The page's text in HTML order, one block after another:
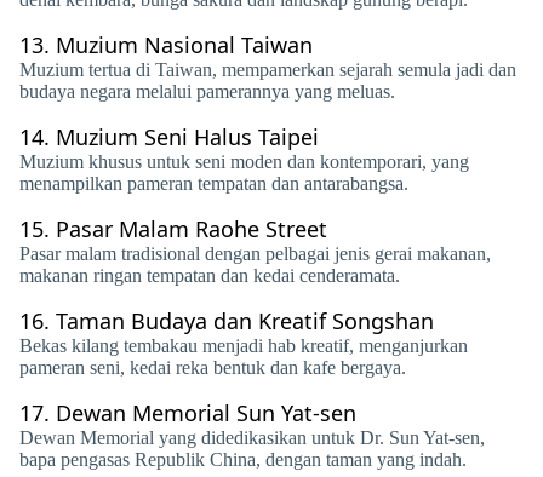
13. Muzium Nasional Taiwan
Muzium tertua di Taiwan, mempamerkan sejarah semula jadi dan
budaya negara melalui pamerannya yang meluas.
14. Muzium Seni Halus Taipei
Muzium khusus untuk seni moden dan kontemporari, yang
menampilkan pameran tempatan dan antarabangsa.
15. Pasar Malam Raohe Street
Pasar malam tradisional dengan pelbagai jenis gerai makanan,
makanan ringan tempatan dan kedai cenderamata.
16. Taman Budaya dan Kreatif Songshan
Bekas kilang tembakau menjadi hab kreatif, menganjurkan
pameran seni, kedai reka bentuk dan kafe bergaya.
17. Dewan Memorial Sun Yat-sen
Dewan Memorial yang didedikasikan untuk Dr. Sun Yat-sen,
bapa pengasas Republik China, dengan taman yang indah.